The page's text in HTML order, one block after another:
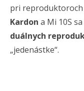
pri reproduktoroch
Kardon a Mi 10S
duálnych
„jedenástke“.